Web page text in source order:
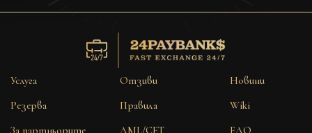
Услуга
Резерва
За партньорите
Отзиви
Правила
AML/CFT
Новини
Wiki
FAQ